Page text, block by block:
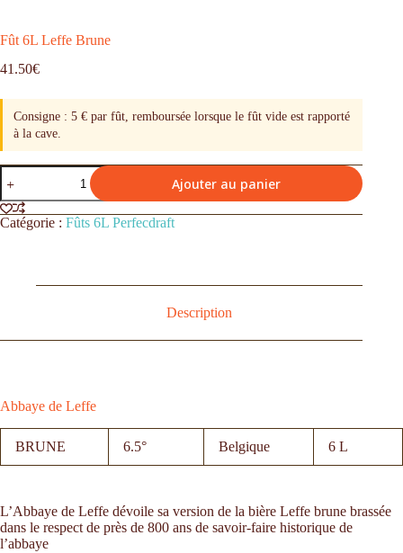
Fût 6L Leffe Brune
41.50€
Consigne : 5 € par fût, remboursée lorsque le fût vide est rapporté
à la cave.
Ajouter au panier
Catégorie : Fûts 6L Perfecdraft
Description
Abbaye de Leffe
BRUNE 6.5° Belgique 6 L
L’Abbaye de Leffe dévoile sa version de la bière Leffe brune brassée
dans le respect de près de 800 ans de savoir-faire historique de
l’abbaye